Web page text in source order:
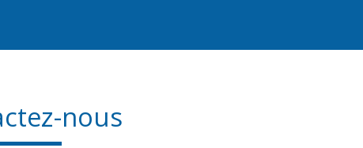
nous